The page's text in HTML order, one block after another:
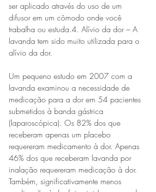
ser aplicado através do uso de um
difusor em um cômodo onde você
trabalha ou estuda.4. Alívio da dor – A
lavanda tem sido muito utilizada para o
alívio da dor.
Um pequeno estudo em 2007 com a
lavanda examinou a necessidade de
medicação para a dor em 54 pacientes
submetidos à banda gástrica
(laparoscópica). Os 82% dos que
receberam apenas um placebo
requereram medicamento à dor. Apenas
46% dos que receberam lavanda por
inalação requereram medicação à dor.
Também, significativamente menos